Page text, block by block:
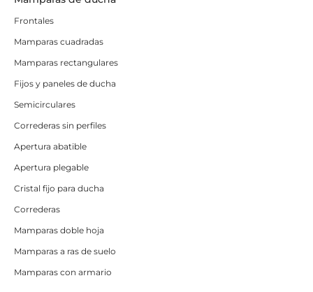
Frontales
Mamparas cuadradas
Mamparas rectangulares
Fijos y paneles de ducha
Semicirculares
Correderas sin perfiles
Apertura abatible
Apertura plegable
Cristal fijo para ducha
Correderas
Mamparas doble hoja
Mamparas a ras de suelo
Mamparas con armario